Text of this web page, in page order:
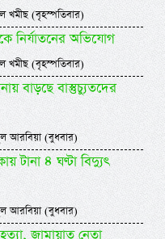
(বৃহস্পতিবার)
নির্যাতনের অভিযোগ
(বৃহস্পতিবার)
বাড়ছে বাস্তুচ্যুতদের
(বুধবার)
টানা ৪ ঘণ্টা বিদ্যুৎ
(বুধবার)
জামায়াত নেতা